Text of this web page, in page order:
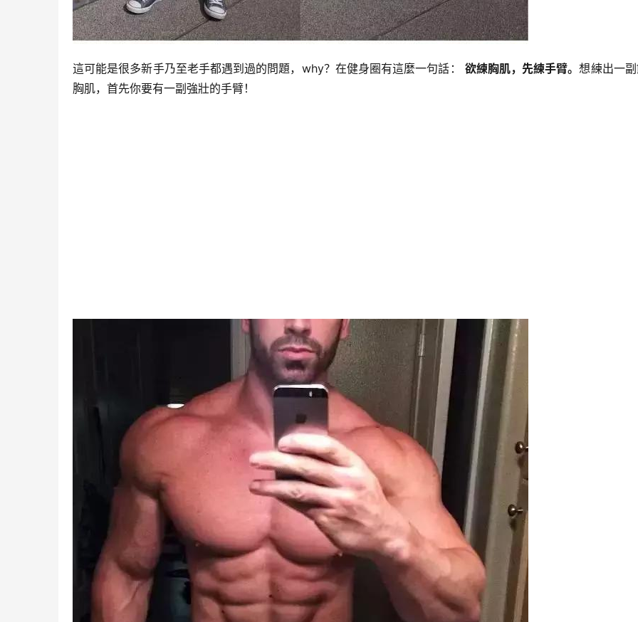
這可能是很多新手乃至老手都遇到過的問題，why？在健身圈有這麼一句話： 欲練胸肌，先練手臂。想練出一
胸肌，首先你要有一副強壯的手臂！